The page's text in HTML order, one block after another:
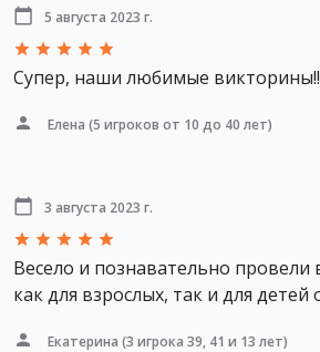
5 августа 2023 г.
Супер, наши любимые
Елена (5 игроков от 10 до 40 лет)
3 августа 2023 г.
Весело и познавательно провели
как для взрослых, так и для детей
Екатерина (3 игрока 39, 41 и 13 лет)